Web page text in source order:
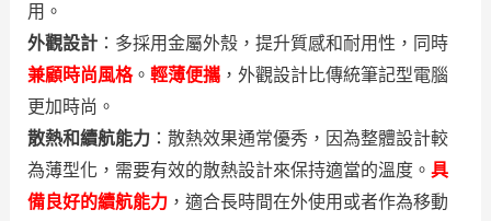
用。
外觀設計：多採用金屬外殼，提升質感和耐用性，同時
兼顧時尚風格。 輕薄便攜，外觀設計比傳統筆記型電腦
更加時尚。
散熱和續航能力： 散熱效果通常優秀，因為整體設計較
為薄型化，需要有效的散熱設計來保持適當的溫度。 具
備良好的續航能力，適合長時間在外使用或者作為移動